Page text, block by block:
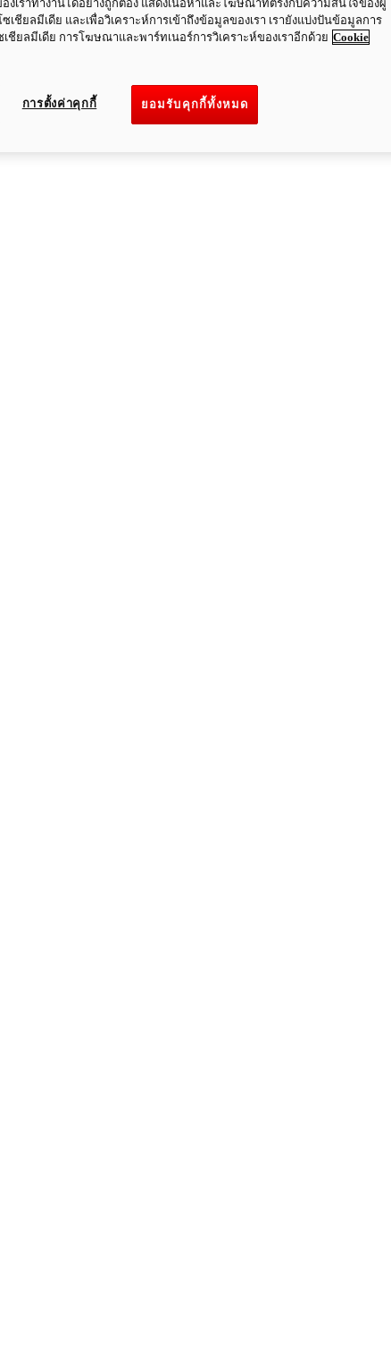
งเราทำงานได้อย่างถูกต้อง แสดงเนื้อหาและโฆษณาที่ตรงกับความสนใจของผู้
ชียลมีเดีย และเพื่อวิเคราะห์การเข้าถึงข้อมูลของเรา เรายังแบ่งปันข้อมูลการ
ชียลมีเดีย การโฆษณาและพาร์ทเนอร์การวิเคราะห์ของเราอีกด้วย Cookie
ยอมรับคุกกี้ทั้งหมด
การตั้งค่าคุกกี้